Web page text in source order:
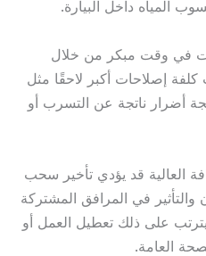
المياه داخل البيارة.
في وقت مبكر من خلال
إصلاحات أكبر لاحقًا مثل
أضرار ناتجة عن التسرب أو
العالية قد يؤدي تأخير سحب
في المرافق المشتركة
على ذلك تعطيل العمل أو
العامة.